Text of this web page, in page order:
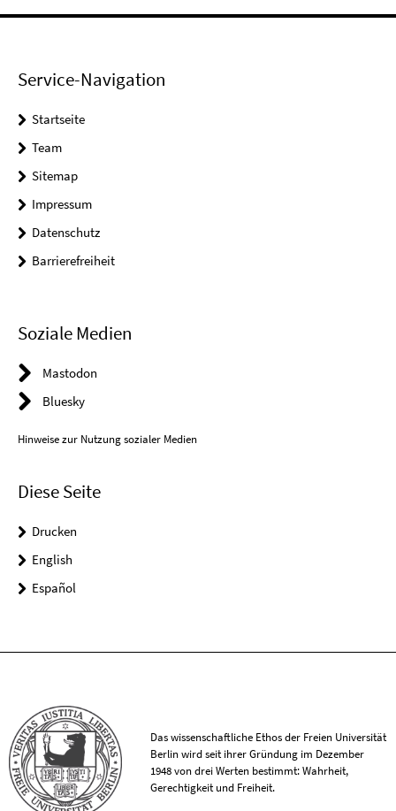
Service-Navigation
Startseite
Team
Sitemap
Impressum
Datenschutz
Barrierefreiheit
Soziale Medien
Mastodon
Bluesky
Hinweise zur Nutzung sozialer Medien
Diese Seite
Drucken
English
Español
Das wissenschaftliche Ethos der Freien Universität
Berlin wird seit ihrer Gründung im Dezember
1948 von drei Werten bestimmt: Wahrheit,
Gerechtigkeit und Freiheit.